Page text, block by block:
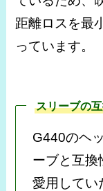
距離ロスを最
っています。
スリーブの
G440のヘ
ーブと互換
愛用してい